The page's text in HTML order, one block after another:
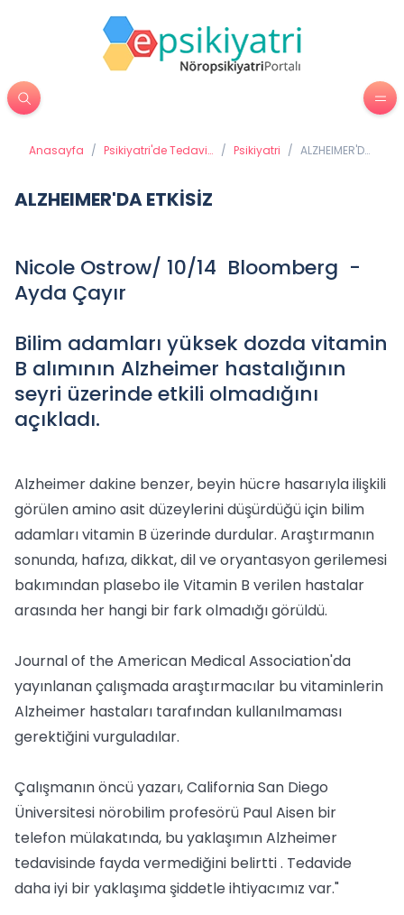
Anasayfa / Psikiyatri'de Tedavi
/ Psikiyatri / ALZHEIMER'DA
ALZHEIMER'DA ETKİSİZ
Nicole Ostrow/ 10/14 Bloomberg -
Ayda Çayır
Bilim adamları yüksek dozda vitamin
B alımının Alzheimer hastalığının
seyri üzerinde etkili olmadığını
açıkladı.
Alzheimer dakine benzer, beyin hücre hasarıyla ilişkili
görülen amino asit düzeylerini düşürdüğü için bilim
adamları vitamin B üzerinde durdular. Araştırmanın
sonunda, hafıza, dikkat, dil ve oryantasyon gerilemesi
bakımından plasebo ile Vitamin B verilen hastalar
arasında her hangi bir fark olmadığı görüldü.
Journal of the American Medical Association'da
yayınlanan çalışmada araştırmacılar bu vitaminlerin
Alzheimer hastaları tarafından kullanılmaması
gerektiğini vurguladılar.
Çalışmanın öncü yazarı, California San Diego
Üniversitesi nörobilim profesörü Paul Aisen bir
telefon mülakatında, bu yaklaşımın Alzheimer
tedavisinde fayda vermediğini belirtti . Tedavide
daha iyi bir yaklaşıma şiddetle ihtiyacımız var."